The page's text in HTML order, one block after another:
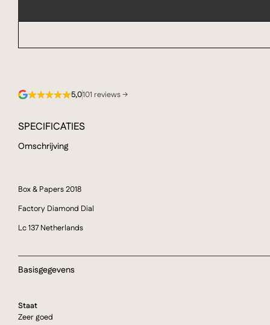
5,0101 reviews →
SPECIFICATIES
Omschrijving
Box & Papers 2018
Factory Diamond Dial
Lc 137 Netherlands
Basisgegevens
Staat
Zeer goed